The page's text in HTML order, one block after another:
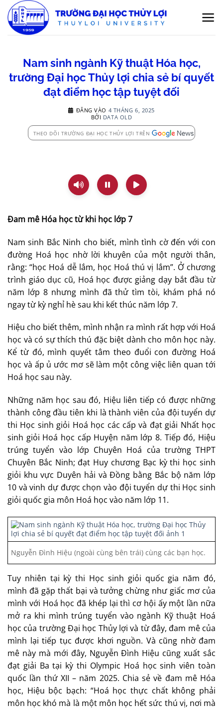
qua
nội
Nam sinh ngành Kỹ thuật Hóa học,
trường Đại học Thủy lợi chia sẻ bí quyết
đạt điểm học tập tuyệt đối
ĐĂNG VÀO 4 THÁNG 6, 2025
BỞI DATA OLD
THEO DÕI TRƯỜNG ĐẠI HỌC THỦY LỢI TRÊN
Đam mê Hóa học từ khi học lớp 7
Nam sinh Bắc Ninh cho biết, mình tình cờ đến với con
đường Hoá học nhờ lời khuyên của một người thân,
rằng: “học Hoá dễ lắm, học Hoá thú vị lắm”. Ở chương
trình giáo dục cũ, Hoá học được giảng dạy bắt đầu từ
năm lớp 8 nhưng mình đã thử tìm tòi, khám phá nó
ngay từ kỳ nghỉ hè sau khi kết thúc năm lớp 7.
Hiệu cho biết thêm, mình nhận ra mình rất hợp với Hoá
học và có sự thích thú đặc biệt dành cho môn học này.
Kể từ đó, mình quyết tâm theo đuổi con đường Hoá
học và ấp ủ ước mơ sẽ làm một công việc liên quan tới
Hoá học sau này.
Những năm học sau đó, Hiệu liên tiếp có được những
thành công đầu tiên khi là thành viên của đội tuyển dự
thi Học sinh giỏi Hoá học các cấp và đạt giải Nhất học
sinh giỏi Hoá học cấp Huyện năm lớp 8. Tiếp đó, Hiệu
trúng tuyển vào lớp Chuyên Hoá của trường THPT
Chuyên Bắc Ninh; đạt Huy chương Bạc kỳ thi học sinh
giỏi khu vực Duyên hải và Đồng bằng Bắc bộ năm lớp
10 và vinh dự được chọn vào đội tuyển dự thi Học sinh
giỏi quốc gia môn Hoá học vào năm lớp 11.
Nguyễn Đình Hiệu (ngoài cùng bên trái) cùng các bạn học.
Tuy nhiên tại kỳ thi Học sinh giỏi quốc gia năm đó,
mình đã gặp thất bại và tưởng chừng như giấc mơ của
mình với Hoá học đã khép lại thì cơ hội ấy một lần nữa
mở ra khi mình trúng tuyển vào ngành Kỹ thuật Hoá
học của trường Đại học Thủy lợi và từ đây, đam mê của
mình lại tiếp tục được khơi nguồn. Và cũng nhờ đam
mê này mà mới đây, Nguyễn Đình Hiệu cũng xuất sắc
đạt giải Ba tại kỳ thi Olympic Hoá học sinh viên toàn
quốc lần thứ XII – năm 2025. Chia sẻ về đam mê Hóa
học, Hiệu bộc bạch: “Hoá học thực chất không phải
môn học khó mà là một môn học hết sức thú vị, nơi mà